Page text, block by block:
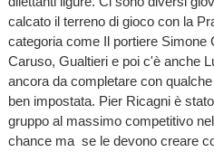
calcato il terreno di gioco con la
categoria come Il portiere Simone
Caruso, Gualtieri e poi c'è anche
ancora da completare con
ben impostata. Pier Ricagni è
gruppo al massimo competitivo
chance ma se le devono creare